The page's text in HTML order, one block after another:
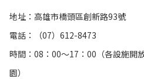
地址：高雄市橋頭區創新路93號
電話：（07）612-8473
時間：08：00～17：00（各設施開
園）